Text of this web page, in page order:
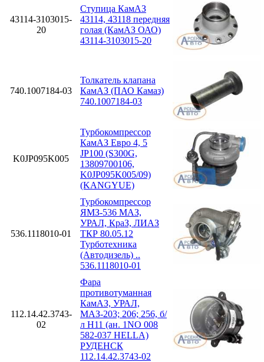
43114-3103015-
20
Ступица КамАЗ
43114, 43118 передняя
голая (КамАЗ ОАО)
43114-3103015-20
740.1007184-03
Толкатель клапана
КамАЗ (ПАО Камаз)
740.1007184-03
K0JP095K005
Турбокомпрессор
КамАЗ Евро 4, 5
JP100 (S300G,
13809700106,
K0JP095K005/09)
(KANGYUE)
536.1118010-01
Турбокомпрессор
ЯМЗ-536 МАЗ,
УРАЛ, КраЗ, ЛИАЗ
ТКР 80.05.12
Турботехника
(Автодизель) ..
536.1118010-01
112.14.42.3743-
02
Фара
противотуманная
КамАЗ, УРАЛ,
МАЗ-203; 206; 256, б/
л H11 (ан. 1NO 008
582-037 HELLA)
РУДЕНСК
112.14.42.3743-02